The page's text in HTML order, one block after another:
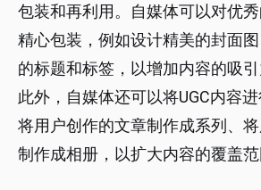
包装和再利用。自媒体可以对优
精心包装，例如设计精美的封面
的标题和标签，以增加内容的吸引
此外，自媒体还可以将UGC内容
将用户创作的文章制作成系列、
制作成相册，以扩大内容的覆盖范